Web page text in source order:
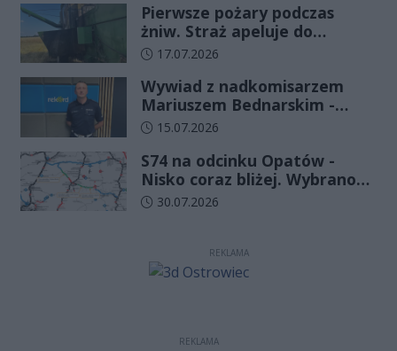
ślubowanie
Pierwsze pożary podczas
żniw. Straż apeluje do
rolników o ostrożność
Data dodania artykułu:
17.07.2026
Wywiad z nadkomisarzem
Mariuszem Bednarskim -
Wydział Ruchu Drogowego
w Kielcach
Data dodania artykułu:
15.07.2026
S74 na odcinku Opatów -
Nisko coraz bliżej. Wybrano
wykonawcę kolejnego
Data dodania artykułu:
30.07.2026
REKLAMA
REKLAMA